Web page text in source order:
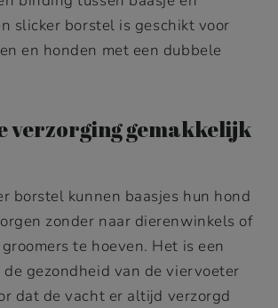
slicker borstel is geschikt voor
en honden met een dubbele
verzorging gemakkelijk
borstel kunnen baasjes hun hond
zonder naar dierenwinkels of
te hoeven. Het is een
gezondheid van de viervoeter
dat de vacht er altijd verzorgd